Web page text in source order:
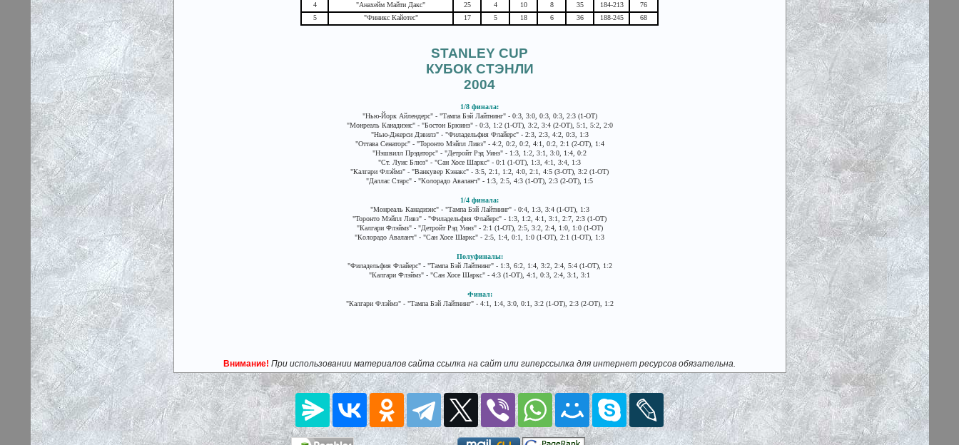
4
"Анахейм Майти Дакс" 25 4 10 8 35 184-213
76
5
"Финикс Кайотес" 17 5 18 6 36 188-245 68
STANLEY CUP
КУБОК СТЭНЛИ
2004
1/8 финала:
"Нью-Йорк Айлендерс" - "Тампа Бэй Лайтнинг" - 0:3, 3:0, 0:3, 0:3, 2:3 (1-ОТ)
"Монреаль Канадиэнс" - "Бостон Брюинз" - 0:3, 1:2 (1-ОТ), 3:2, 3:4 (2-ОТ), 5:1, 5:2, 2:0
"Нью-Джерси Дэвилз" - "Филадельфия Флайерс" - 2:3, 2:3, 4:2, 0:3, 1:3
"Оттава Сенаторс" - "Торонто Мэйпл Ливз" - 4:2, 0:2, 0:2, 4:1, 0:2, 2:1 (2-ОТ), 1:4
"Нэшвилл Прэдаторс" - "Детройт Рэд Уинз" - 1:3, 1:2, 3:1, 3:0, 1:4, 0:2
"Ст. Луис Блюз" - "Сан Хосе Шаркс" - 0:1 (1-ОТ), 1:3, 4:1, 3:4, 1:3
"Калгари Флэймз" - "Ванкувер Кэнакс" - 3:5, 2:1, 1:2, 4:0, 2:1, 4:5 (3-ОТ), 3:2 (1-ОТ)
"Даллас Старс" - "Колорадо Аваланч" - 1:3, 2:5, 4:3 (1-ОТ), 2:3 (2-ОТ), 1:5
1/4 финала:
"Монреаль Канадиэнс" - "Тампа Бэй Лайтнинг" - 0:4, 1:3, 3:4 (1-ОТ), 1:3
"Торонто Мэйпл Ливз" - "Филадельфия Флайерс" - 1:3, 1:2, 4:1, 3:1, 2:7, 2:3 (1-ОТ)
"Калгари Флэймз" - "Детройт Рэд Уинз" - 2:1 (1-ОТ), 2:5, 3:2, 2:4, 1:0, 1:0 (1-ОТ)
"Колорадо Аваланч" - "Сан Хосе Шаркс" - 2:5, 1:4, 0:1, 1:0 (1-ОТ), 2:1 (1-ОТ), 1:3
Полуфиналы:
"Филадельфия Флайерс" - "Тампа Бэй Лайтнинг" - 1:3, 6:2, 1:4, 3:2, 2:4, 5:4 (1-ОТ), 1:2
"Калгари Флэймз" - "Сан Хосе Шаркс" - 4:3 (1-ОТ), 4:1, 0:3, 2:4, 3:1, 3:1
Финал:
"Калгари Флэймз" - "Тампа Бэй Лайтнинг" - 4:1, 1:4, 3:0, 0:1, 3:2 (1-ОТ), 2:3 (2-ОТ), 1:2
Внимание! При использовании материалов сайта ссылка на сайт или гиперссылка для интернет ресурсов обязательна.